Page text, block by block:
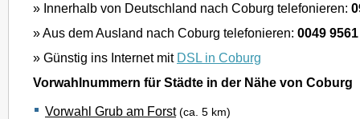
» Innerhalb von Deutschland nach Coburg telefonieren:
» Aus dem Ausland nach Coburg telefonieren: 0049 9561
» Günstig ins Internet mit DSL in Coburg
Vorwahlnummern für Städte in der Nähe von Coburg
Vorwahl Grub am Forst (ca. 5 km)